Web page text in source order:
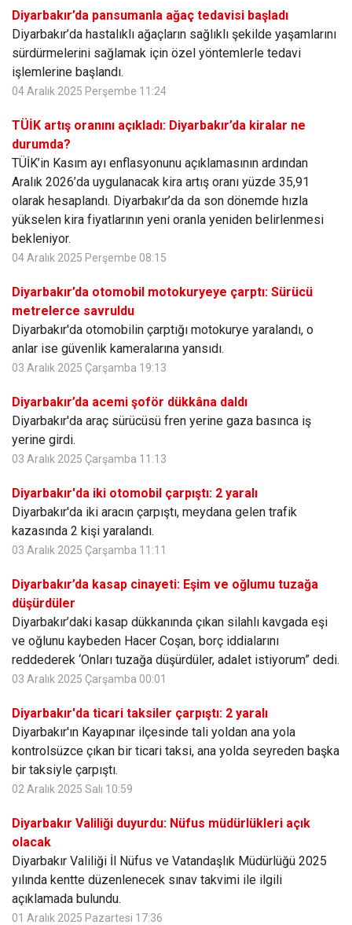
Diyarbakır’da pansumanla ağaç tedavisi başladı
Diyarbakır’da hastalıklı ağaçların sağlıklı şekilde yaşamlarını
sürdürmelerini sağlamak için özel yöntemlerle tedavi
işlemlerine başlandı.
04 Aralık 2025 Perşembe 11:24
TÜİK artış oranını açıkladı: Diyarbakır’da kiralar ne
durumda?
TÜİK’in Kasım ayı enflasyonunu açıklamasının ardından
Aralık 2026’da uygulanacak kira artış oranı yüzde 35,91
olarak hesaplandı. Diyarbakır’da da son dönemde hızla
yükselen kira fiyatlarının yeni oranla yeniden belirlenmesi
bekleniyor.
04 Aralık 2025 Perşembe 08:15
Diyarbakır’da otomobil motokuryeye çarptı: Sürücü
metrelerce savruldu
Diyarbakır'da otomobilin çarptığı motokurye yaralandı, o
anlar ise güvenlik kameralarına yansıdı.
03 Aralık 2025 Çarşamba 19:13
Diyarbakır’da acemi şoför dükkâna daldı
Diyarbakır'da araç sürücüsü fren yerine gaza basınca iş
yerine girdi.
03 Aralık 2025 Çarşamba 11:13
Diyarbakır'da iki otomobil çarpıştı: 2 yaralı
Diyarbakır'da iki aracın çarpıştı, meydana gelen trafik
kazasında 2 kişi yaralandı.
03 Aralık 2025 Çarşamba 11:11
Diyarbakır’da kasap cinayeti: Eşim ve oğlumu tuzağa
düşürdüler
Diyarbakır’daki kasap dükkanında çıkan silahlı kavgada eşi
ve oğlunu kaybeden Hacer Coşan, borç iddialarını
reddederek ‘Onları tuzağa düşürdüler, adalet istiyorum” dedi.
03 Aralık 2025 Çarşamba 00:01
Diyarbakır'da ticari taksiler çarpıştı: 2 yaralı
Diyarbakır'ın Kayapınar ilçesinde tali yoldan ana yola
kontrolsüzce çıkan bir ticari taksi, ana yolda seyreden başka
bir taksiyle çarpıştı.
02 Aralık 2025 Salı 10:59
Diyarbakır Valiliği duyurdu: Nüfus müdürlükleri açık
olacak
Diyarbakır Valiliği İl Nüfus ve Vatandaşlık Müdürlüğü 2025
yılında kentte düzenlenecek sınav takvimi ile ilgili
açıklamada bulundu.
01 Aralık 2025 Pazartesi 17:36